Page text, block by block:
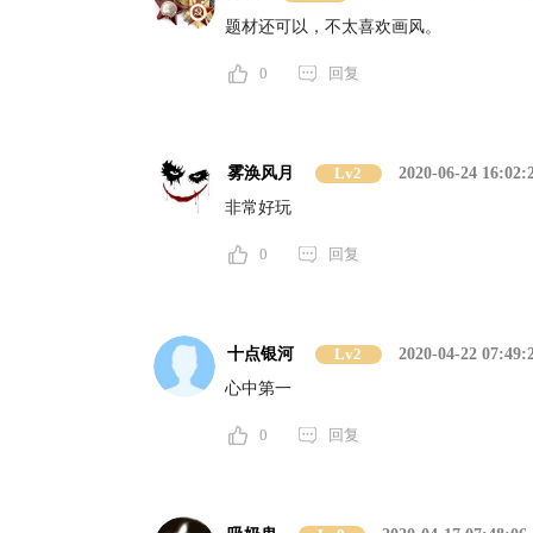
题材还可以，不太喜欢画风。
0 回复
雾涣风月 Lv2
2020-06-24
非常好玩
0 回复
十点银河 Lv2
2020-04-22
心中第一
0 回复